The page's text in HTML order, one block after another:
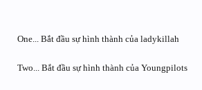
One... Bắt đầu sự hình thành của ladykillah
Two... Bắt đầu sự hình thành của Youngpilots